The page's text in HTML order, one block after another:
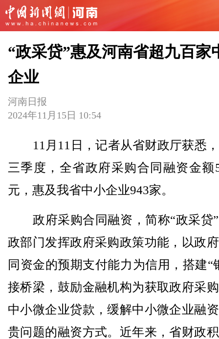
“政采贷”惠及河南省超九百家
企业
河南日报
2024年11月15日 10:54
11月11日，记者从省财政厅获悉
三季度，全省政府采购合同融资金额
元，惠及我省中小企业943家。
政府采购合同融资，简称“政采贷
政部门发挥政府采购政策功能，以政
同资金的预期支付能力为信用，搭建“
接桥梁，鼓励金融机构为获取政府采
中小微企业贷款，缓解中小微企业融
贵问题的融资方式。近年来，省财政